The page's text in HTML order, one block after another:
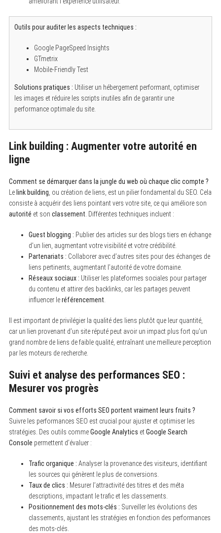
Outils pour auditer les aspects techniques :
Google PageSpeed Insights
GTmetrix
Mobile-Friendly Test
Solutions pratiques : Utiliser un hébergement performant, optimiser
les images et réduire les scripts inutiles afin de garantir une
performance optimale du site.
Link building : Augmenter votre autorité en
ligne
Comment se démarquer dans la jungle du web où chaque clic compte ?
Le link building , ou création de liens, est un pilier fondamental du SEO. Cela
consiste à acquérir des liens pointant vers votre site, ce qui améliore son
autorité et son classement . Différentes techniques incluent :
Guest blogging : Publier des articles sur des blogs tiers en échange
d’un lien, augmentant votre visibilité et votre crédibilité.
Partenariats : Collaborer avec d’autres sites pour des échanges de
liens pertinents, augmentant l’autorité de votre domaine.
Réseaux sociaux : Utiliser les plateformes sociales pour partager
du contenu et attirer des backlinks, car les partages peuvent
influencer leréférencement
Il est important de privilégier la qualité des liens plutôt que leur quantité,
car un lien provenant d’un site réputé peut avoir un impact plus fort qu’un
grand nombre de liens de faible qualité, entraînant une meilleure perception
par les moteurs de recherche.
Suivi et analyse des performances SEO :
Mesurer vos progrès
Comment savoir si vos efforts SEO portent vraiment leurs fruits ?
Suivre les performances SEO est crucial pour ajuster et optimiser les
stratégies. Des outils commeGoogle Analytics etGoogle Search
Console permettent d’évaluer :
Trafic organique : Analyser la provenance des visiteurs, identifiant
les sources qui génèrent le plus de conversions.
Taux de clics : Mesurer l’attractivité des titres et des méta
descriptions, impactant le trafic et les classements.
Positionnement des mots-clés : Surveiller les évolutions des
classements, ajustant les stratégies en fonction des performances
des mots-clés.